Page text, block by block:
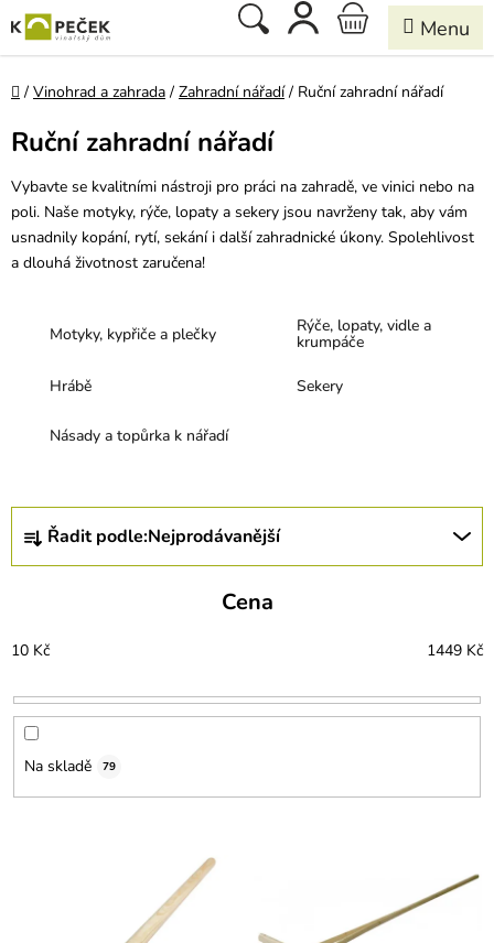
na
obsah
Hledat
NÁKUPNÍ
KOŠÍK
Domů
/ Vinohrad a zahrada / Zahradní nářadí / Ruční zahradní nářadí
Ruční zahradní nářadí
Vybavte se kvalitními nástroji pro práci na zahradě, ve vinici nebo na
poli. Naše motyky, rýče, lopaty a sekery jsou navrženy tak, aby vám
usnadnily kopání, rytí, sekání i další zahradnické úkony. Spolehlivost
a dlouhá životnost zaručena!
Motyky, kypřiče a plečky Rýče, lopaty, vidle a
krumpáče
Hrábě Sekery
Násady a topůrka k nářadí
Ř
z
í
p
o
Řadit podle:Nejprodávanější
Cena
10 Kč 1449 Kč
Na skladě 79